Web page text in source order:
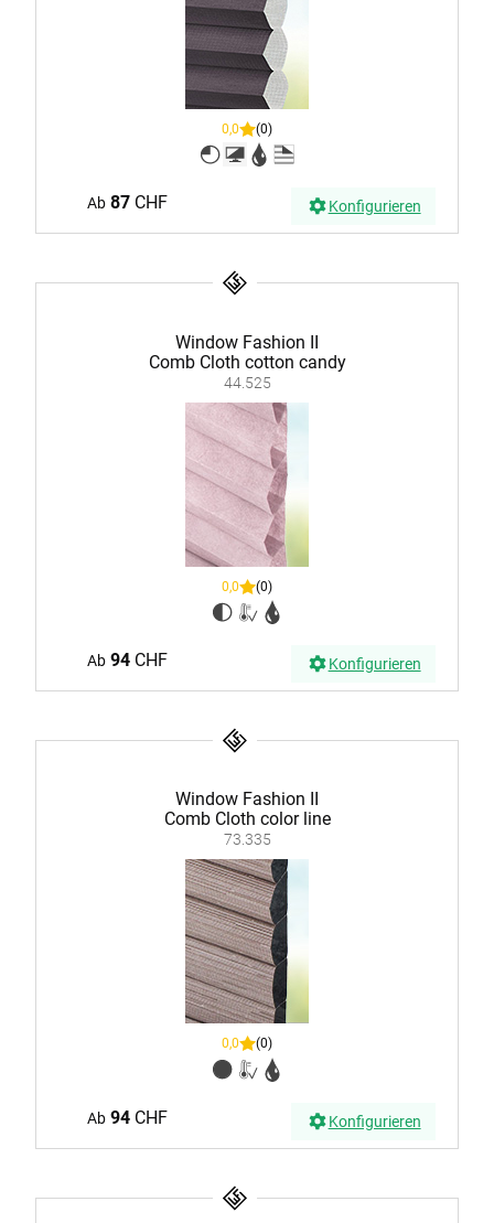
0,0 (0)
Ab 87CHF Konfigurieren
Window Fashion II
Comb Cloth cotton candy
44.525
0,0 (0)
Ab 94CHF Konfigurieren
Window Fashion II
Comb Cloth color line
73.335
0,0 (0)
Ab 94CHF Konfigurieren